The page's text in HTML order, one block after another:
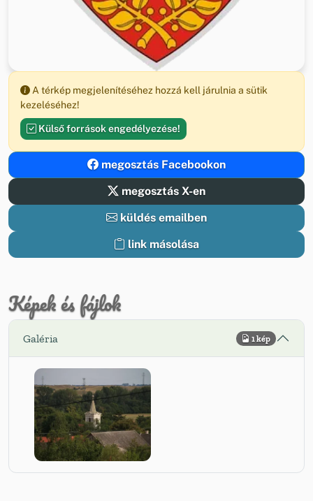
A térkép megjelenítéséhez hozzá kell járulnia a sütik
kezeléséhez!
Külső források engedélyezése!
megosztás Facebookon
megosztás X-en
küldés emailben
link másolása
Képek és fájlok
Galéria 1 kép